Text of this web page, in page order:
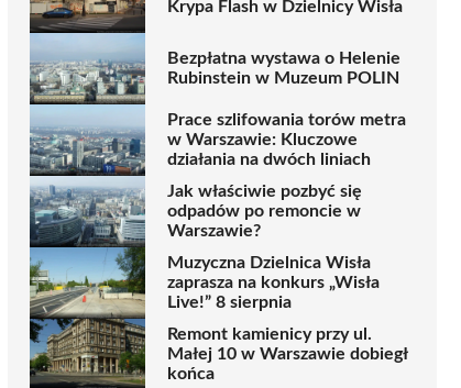
Krypa Flash w Dzielnicy Wisła
Bezpłatna wystawa o Helenie
Rubinstein w Muzeum POLIN
Prace szlifowania torów metra
w Warszawie: Kluczowe
działania na dwóch liniach
Jak właściwie pozbyć się
odpadów po remoncie w
Warszawie?
Muzyczna Dzielnica Wisła
zaprasza na konkurs „Wisła
Live!” 8 sierpnia
Remont kamienicy przy ul.
Małej 10 w Warszawie dobiegł
końca